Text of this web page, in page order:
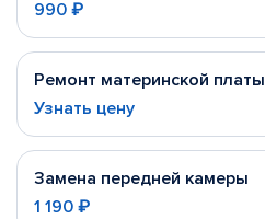
990 ₽
Ремонт материнской платы
Узнать цену
Замена передней камеры
1 190 ₽